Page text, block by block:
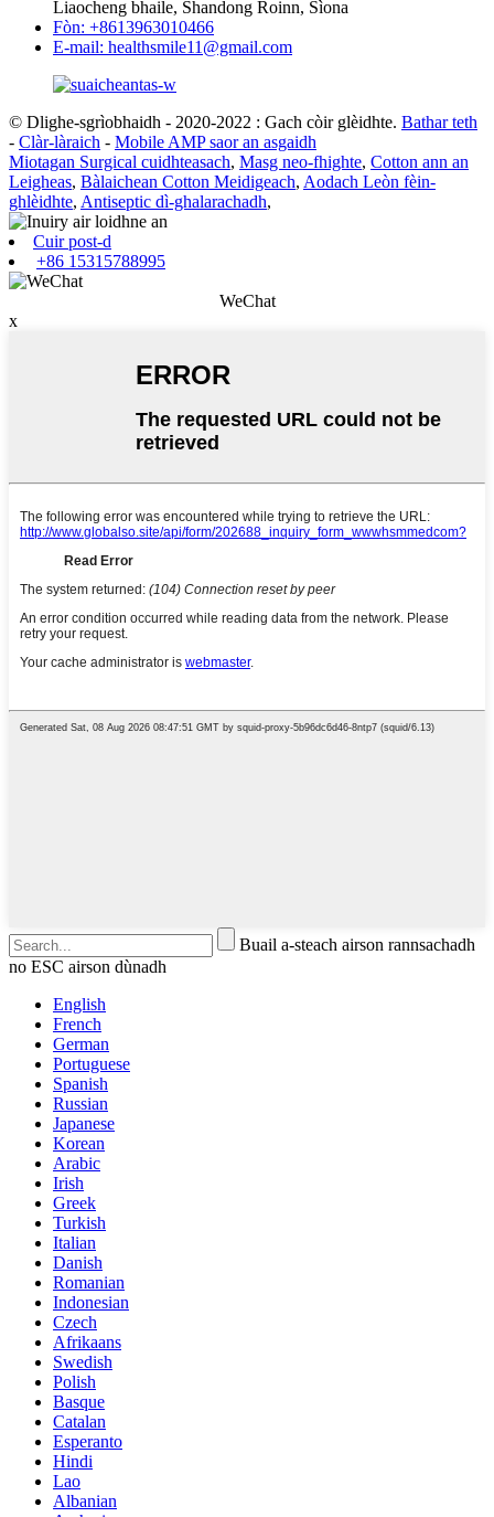
Liaocheng bhaile, Shandong Roinn, Sìona
Fòn: +8613963010466
E-mail: healthsmile11@gmail.com
© Dlighe-sgrìobhaidh - 2020-2022 : Gach còir glèidhte. Bathar teth
- Clàr-làraich - Mobile AMP saor an asgaidh
Miotagan Surgical cuidhteasach, Masg neo-fhighte, Cotton ann an
Leigheas, Bàlaichean Cotton Meidigeach, Aodach Leòn fèin-
ghlèidhte, Antiseptic dì-ghalarachadh,
Cuir post-d
+86 15315788995
WeChat
x
Buail a-steach airson rannsachadh
no ESC airson dùnadh
English
French
German
Portuguese
Spanish
Russian
Japanese
Korean
Arabic
Irish
Greek
Turkish
Italian
Danish
Romanian
Indonesian
Czech
Afrikaans
Swedish
Polish
Basque
Catalan
Esperanto
Hindi
Lao
Albanian